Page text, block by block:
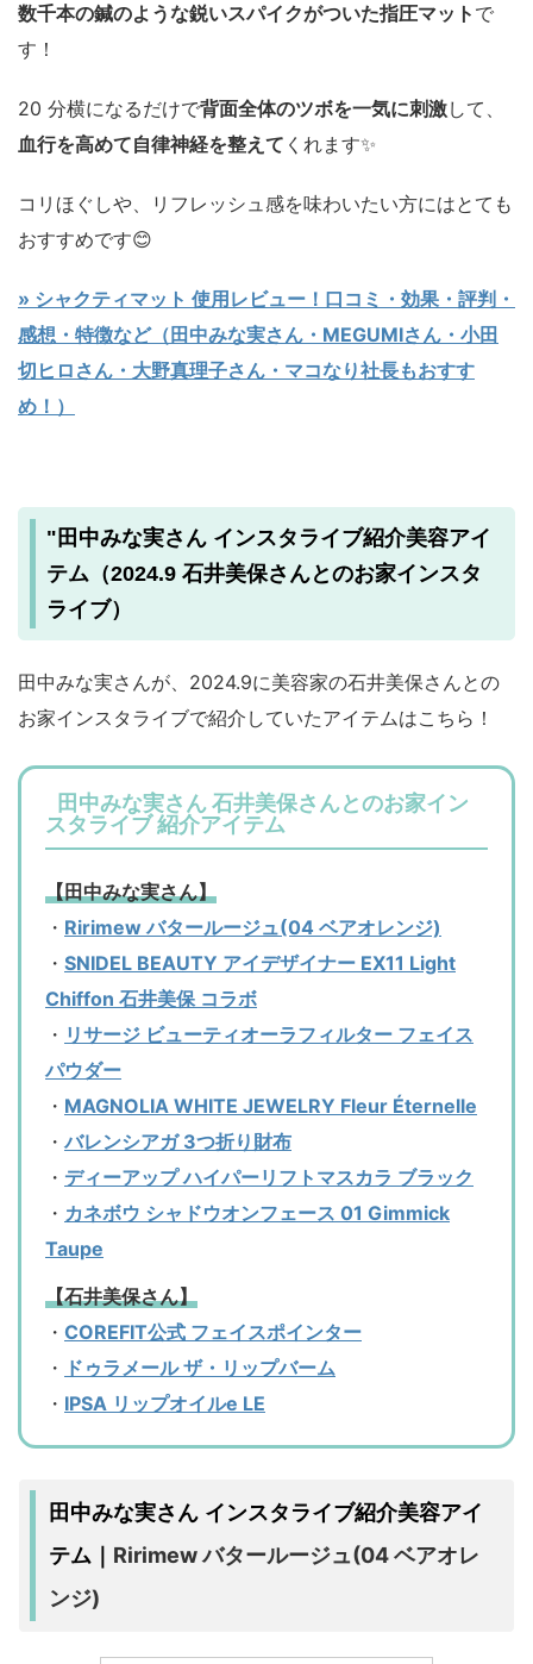
数千本の鍼のような鋭いスパイクがついた指圧マット で
す！
20 分横になるだけで背面全体のツボを一気に刺激して、
血行を高めて自律神経を整えて くれます✨️
コリほぐしや、リフレッシュ感を味わいたい方にはとても
おすすめです😊
» シャクティマット 使用レビュー！口コミ・効果・評判・
感想・特徴など（田中みな実さん・MEGUMIさん・小田
切ヒロさん・大野真理子さん・マコなり社長もおすす
め！）
"田中みな実さん インスタライブ紹介美容アイ
テム（2024.9 石井美保さんとのお家インスタ
ライブ）
田中みな実さんが、2024.9に美容家の石井美保さんとの
お家インスタライブで紹介していたアイテムはこちら！
田中みな実さん 石井美保さんとのお家イン
スタライブ 紹介アイテム
【田中みな実さん】
・ Ririmew バタールージュ(04 ベアオレンジ)
・ SNIDEL BEAUTY アイデザイナー EX11 Light
Chiffon 石井美保 コラボ
・ リサージ ビューティオーラフィルター フェイス
パウダー
・ MAGNOLIA WHITE JEWELRY Fleur Éternelle
・ バレンシアガ 3つ折り財布
・ ディーアップ ハイパーリフトマスカラ ブラック
・ カネボウ シャドウオンフェース 01 Gimmick
Taupe
【石井美保さん】
・ COREFIT公式 フェイスポインター
・ ドゥラメール ザ・リップバーム
・ IPSA リップオイルe LE
田中みな実さん インスタライブ紹介美容アイ
テム｜ Ririmew バタールージュ(04 ベアオレ
ンジ)